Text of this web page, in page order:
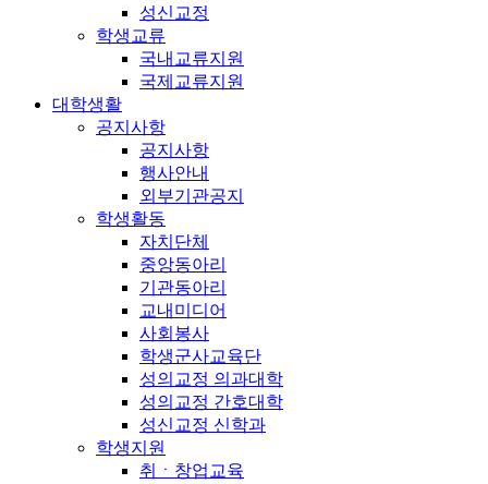
성신교정
학생교류
국내교류지원
국제교류지원
대학생활
공지사항
공지사항
행사안내
외부기관공지
학생활동
자치단체
중앙동아리
기관동아리
교내미디어
사회봉사
학생군사교육단
성의교정 의과대학
성의교정 간호대학
성신교정 신학과
학생지원
취ㆍ창업교육